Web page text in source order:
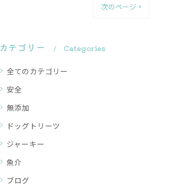
次のページ >
カテゴリー Categories
全てのカテゴリー
安全
無添加
ドッグトリーツ
ジャーキー
魚介
ブログ